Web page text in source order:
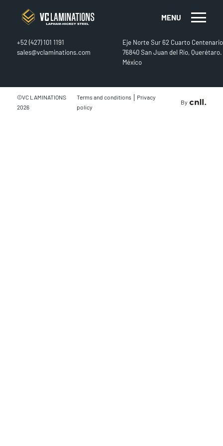
MENU
CONTACT
+52 (427) 101 1191
sales@vclaminations.com
Eje Norte Sur 62 Cuarto Centenario
76840 San Juan del Río, Querétaro.
México
©VC LAMINATIONS
2026
Terms and conditions | Privacy
policy
By